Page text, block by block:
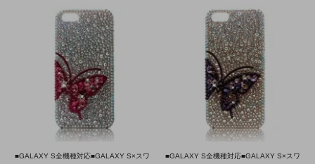
■GALAXY S全機種対応■GALAXY S×スワ ■GALAXY S全機種対応■GALAXY S×スワ